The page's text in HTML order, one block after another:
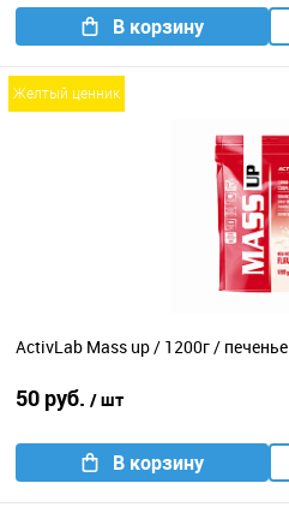
В корзину
желтый ценник
ActivLab Mass up / 1200г / печенье
50 руб. / шт
В корзину